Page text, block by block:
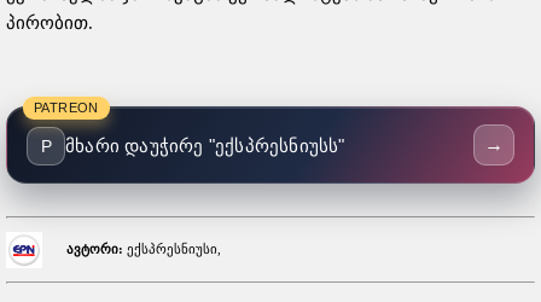
პირობით.
PATREON
P მხარი დაუჭირე "ექსპრესნიუსს" →
ავტორი: ექსპრესნიუსი,